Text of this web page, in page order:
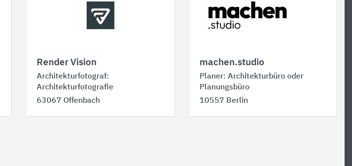
Render Vision
Architekturfotograf:
Architekturfotografie
63067 Offenbach
machen.studio
Planer: Architekturbüro oder
Planungsbüro
10557 Berlin